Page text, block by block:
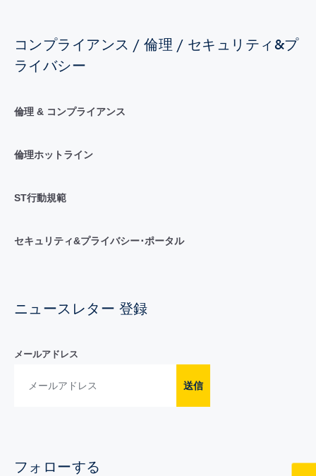
コンプライアンス / 倫理 / セキュリティ&プ
ライバシー
倫理 & コンプライアンス
倫理ホットライン
ST行動規範
セキュリティ&プライバシー･ポータル
ニュースレター 登録
メールアドレス
送信
フォローする